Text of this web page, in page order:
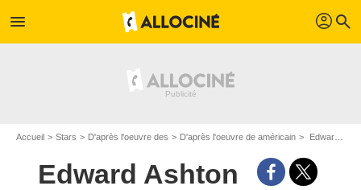
menu profil search
Accueil Stars D'après l'oeuvre des D'après l'oeuvre de américain Edward Ashton
Edward Ashton